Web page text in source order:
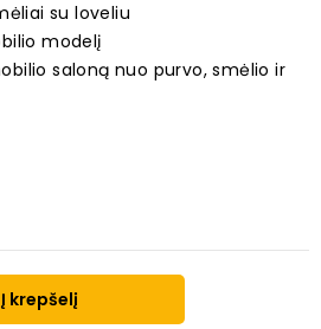
su loveliu
modelį
saloną nuo purvo, smėlio ir
Į krepšelį